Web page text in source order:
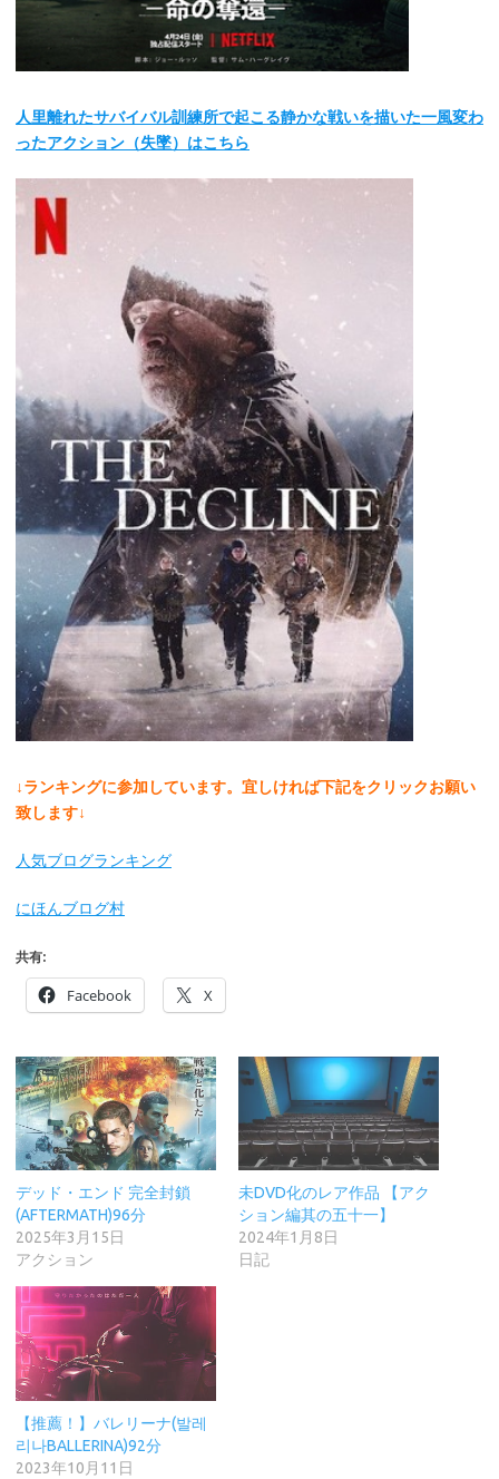
人里離れたサバイバル訓練所で起こる静かな戦いを描いた一風変わ
ったアクション（失墜）はこちら
↓ランキングに参加しています。宜しければ下記をクリックお願い
致します↓
人気ブログランキング
にほんブログ村
共有:
Facebook X
デッド・エンド 完全封鎖
(AFTERMATH)96分
2025年3月15日
アクション
未DVD化のレア作品 【アク
ション編其の五十一】
2024年1月8日
日記
【推薦！】バレリーナ(발레
리나BALLERINA)92分
2023年10月11日